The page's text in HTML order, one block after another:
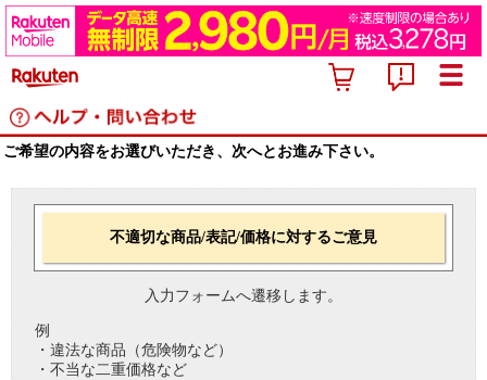
ご希望の内容をお選びいただき、次へとお進み下さい。
不適切な商品/表記/価格に対するご意見
入力フォームへ遷移します。
例
・違法な商品（危険物など）
・不当な二重価格など